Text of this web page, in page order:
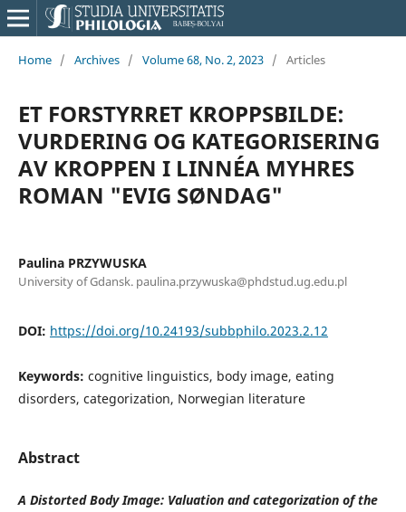
Home / Archives / Volume 68, No. 2, 2023 / Articles
ET FORSTYRRET KROPPSBILDE:
VURDERING OG KATEGORISERING
AV KROPPEN I LINNÉA MYHRES
ROMAN "EVIG SØNDAG"
Paulina PRZYWUSKA
University of Gdansk. paulina.przywuska@phdstud.ug.edu.pl
DOI: https://doi.org/10.24193/subbphilo.2023.2.12
Keywords: cognitive linguistics, body image, eating
disorders, categorization, Norwegian literature
Abstract
A Distorted Body Image: Valuation and categorization of the